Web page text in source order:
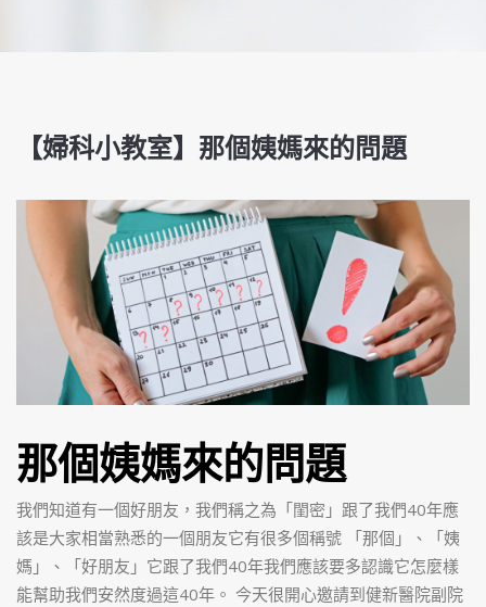
【婦科小教室】那個姨媽來的問題
那個姨媽來的問題
我們知道有一個好朋友，我們稱之為「閨密」跟了我們40年應
該是大家相當熟悉的一個朋友它有很多個稱號 「那個」、「姨
媽」、「好朋友」它跟了我們40年我們應該要多認識它怎麼樣
能幫助我們安然度過這40年。 今天很開心邀請到健新醫院副院